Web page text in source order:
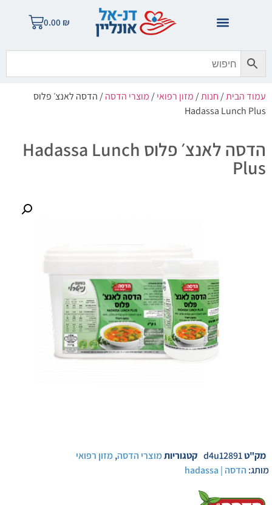
0.00 ₪
עמוד הבית/חנות/מזון רפואי/מוצרי הדסה/ הדסה לאנצ׳ פלוס
Hadassa Lunch Plus
הדסה לאנצ׳ פלוס Hadassa Lunch
Plus
מק"טd4u12891 קטגוריותמוצרי הדסה,מזון רפואי
מותג: הדסה | hadassa